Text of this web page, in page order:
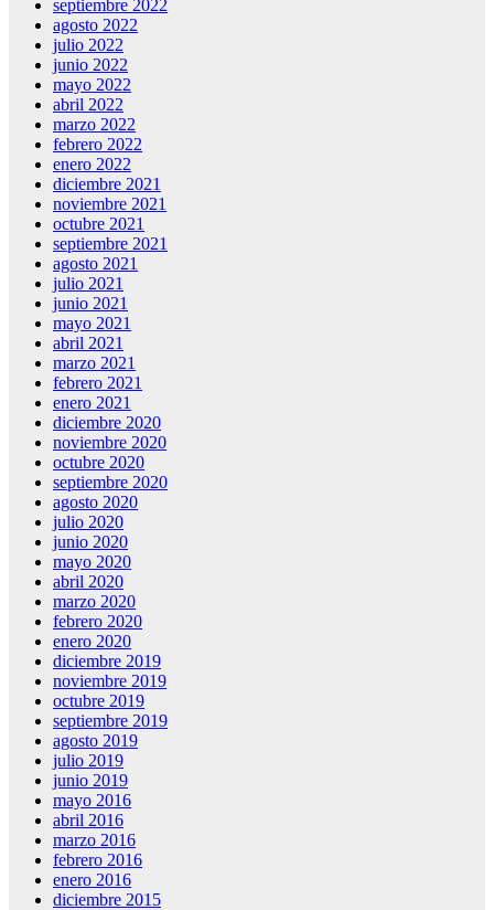
septiembre 2022
agosto 2022
julio 2022
junio 2022
mayo 2022
abril 2022
marzo 2022
febrero 2022
enero 2022
diciembre 2021
noviembre 2021
octubre 2021
septiembre 2021
agosto 2021
julio 2021
junio 2021
mayo 2021
abril 2021
marzo 2021
febrero 2021
enero 2021
diciembre 2020
noviembre 2020
octubre 2020
septiembre 2020
agosto 2020
julio 2020
junio 2020
mayo 2020
abril 2020
marzo 2020
febrero 2020
enero 2020
diciembre 2019
noviembre 2019
octubre 2019
septiembre 2019
agosto 2019
julio 2019
junio 2019
mayo 2016
abril 2016
marzo 2016
febrero 2016
enero 2016
diciembre 2015